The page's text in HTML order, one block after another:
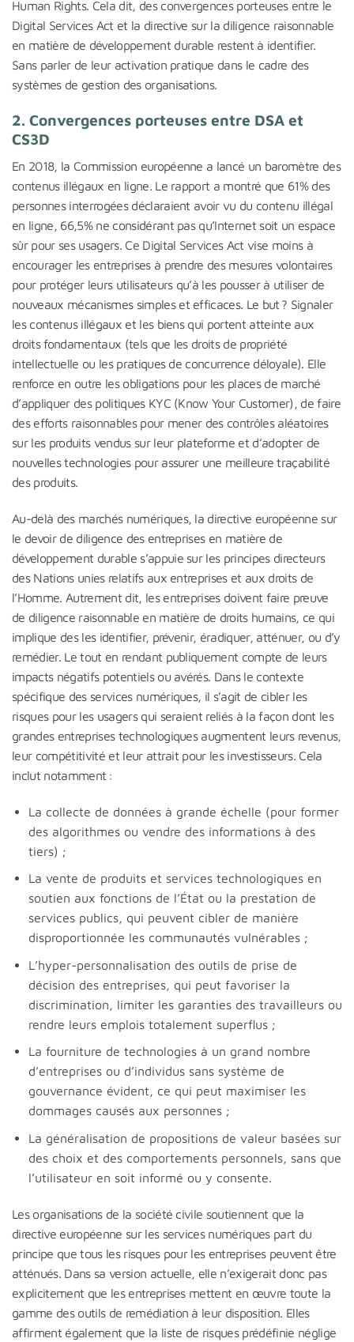
Human Rights. Cela dit, des convergences porteuses entre le
Digital Services Act et la directive sur la diligence raisonnable
en matière de développement durable restent à identifier.
Sans parler de leur activation pratique dans le cadre des
systèmes de gestion des organisations.
2. Convergences porteuses entre DSA et
CS3D
En 2018, la Commission européenne a lancé un baromètre des
contenus illégaux en ligne. Le rapport a montré que 61% des
personnes interrogées déclaraient avoir vu du contenu illégal
en ligne, 66,5% ne considérant pas qu’Internet soit un espace
sûr pour ses usagers. Ce Digital Services Act vise moins à
encourager les entreprises à prendre des mesures volontaires
pour protéger leurs utilisateurs qu’à les pousser à utiliser de
nouveaux mécanismes simples et efficaces. Le but ? Signaler
les contenus illégaux et les biens qui portent atteinte aux
droits fondamentaux (tels que les droits de propriété
intellectuelle ou les pratiques de concurrence déloyale). Elle
renforce en outre les obligations pour les places de marché
d’appliquer des politiques KYC (Know Your Customer), de faire
des efforts raisonnables pour mener des contrôles aléatoires
sur les produits vendus sur leur plateforme et d’adopter de
nouvelles technologies pour assurer une meilleure traçabilité
des produits.
Au-delà des marchés numériques, la directive européenne sur
le devoir de diligence des entreprises en matière de
développement durable s’appuie sur les principes directeurs
des Nations unies relatifs aux entreprises et aux droits de
l’Homme. Autrement dit, les entreprises doivent faire preuve
de diligence raisonnable en matière de droits humains, ce qui
implique des les identifier, prévenir, éradiquer, atténuer, ou d’y
remédier. Le tout en rendant publiquement compte de leurs
impacts négatifs potentiels ou avérés. Dans le contexte
spécifique des services numériques, il s’agit de cibler les
risques pour les usagers qui seraient reliés à la façon dont les
grandes entreprises technologiques augmentent leurs revenus,
leur compétitivité et leur attrait pour les investisseurs. Cela
inclut notamment :
La collecte de données à grande échelle (pour former
des algorithmes ou vendre des informations à des
tiers) ;
La vente de produits et services technologiques en
soutien aux fonctions de l’État ou la prestation de
services publics, qui peuvent cibler de manière
disproportionnée les communautés vulnérables ;
L’hyper-personnalisation des outils de prise de
décision des entreprises, qui peut favoriser la
discrimination, limiter les garanties des travailleurs ou
rendre leurs emplois totalement superflus ;
La fourniture de technologies à un grand nombre
d’entreprises ou d’individus sans système de
gouvernance évident, ce qui peut maximiser les
dommages causés aux personnes ;
La généralisation de propositions de valeur basées sur
des choix et des comportements personnels, sans que
l’utilisateur en soit informé ou y consente.
Les organisations de la société civile soutiennent que la
directive européenne sur les services numériques part du
principe que tous les risques pour les entreprises peuvent être
atténués. Dans sa version actuelle, elle n’exigerait donc pas
explicitement que les entreprises mettent en œuvre toute la
gamme des outils de remédiation à leur disposition. Elles
affirment également que la liste de risques prédéfinie néglige